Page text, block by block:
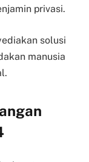
privasi.
solusi
manusia